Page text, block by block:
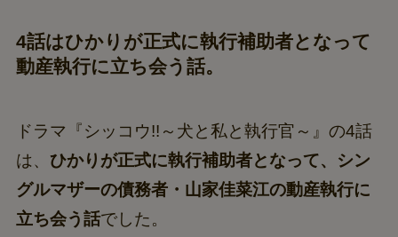
4話はひかりが正式に執行補助者となって
動産執行に立ち会う話。
ドラマ『シッコウ!!～犬と私と執行官～』の4話
は、 ひかりが正式に執行補助者となって、シン
グルマザーの債務者・ 山家佳菜江の動産執行に
立ち会う話でした。